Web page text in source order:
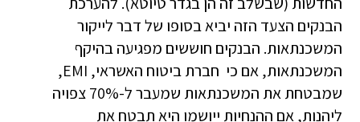
הבנקים הצעד הזה יביא בסופו של דבר לייקור
המשכנתאות. הבנקים חוששים מפגיעה בהיקף
המשכנתאות, אם כי חברת ביטוח האשראי, EMI,
שמבטחת את המשכנתאות שמעבר ל-70% צפויה
ליהנות, אם ההנחיות ייושמו היא תבטח את